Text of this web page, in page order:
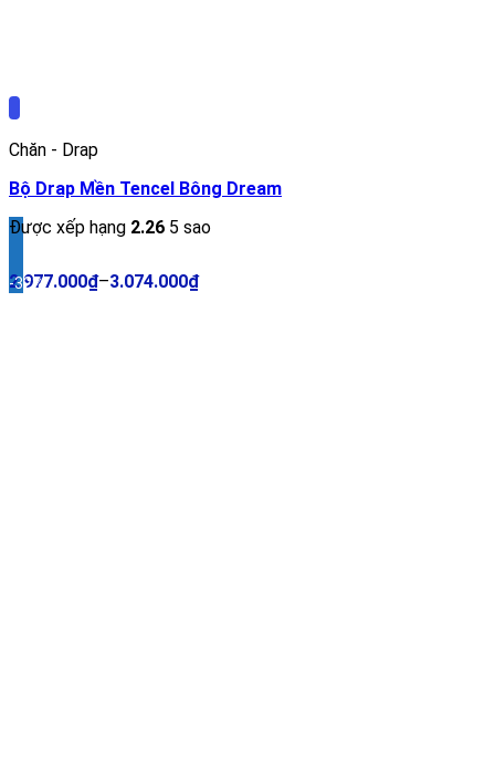
Chăn - Drap
Bộ Drap Mền Tencel Bông Dream
Được xếp hạng 2.26 5 sao
2.977.000₫–3.074.000₫
-32%